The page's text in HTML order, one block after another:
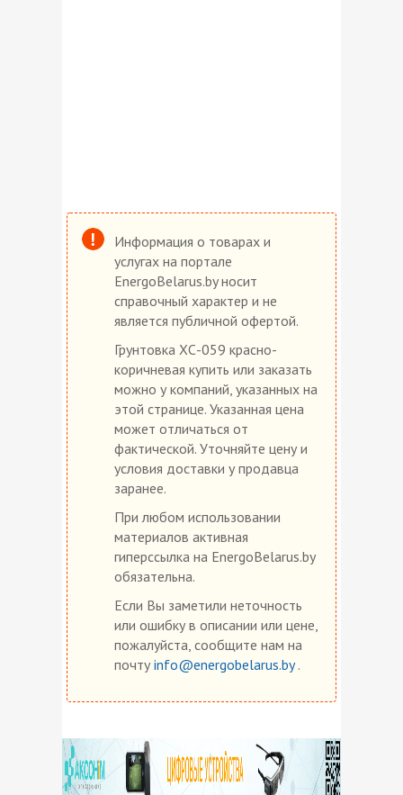
Информация о товарах и
услугах на портале
EnergoBelarus.by носит
справочный характер и не
является публичной офертой.
Грунтовка ХС-059 красно-
коричневая купить или заказать
можно у компаний, указанных на
этой странице. Указанная цена
может отличаться от
фактической. Уточняйте цену и
условия доставки у продавца
заранее.
При любом использовании
материалов активная
гиперссылка на EnergoBelarus.by
обязательна.
Если Вы заметили неточность
или ошибку в описании или цене,
пожалуйста, сообщите нам на
почту info@energobelarus.by.